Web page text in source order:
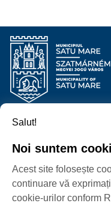
P-ȚA 25 OCTOMBRIE,
Salut!
Noi suntem
Acest site folosește
continuare vă
cookie-urilor conform